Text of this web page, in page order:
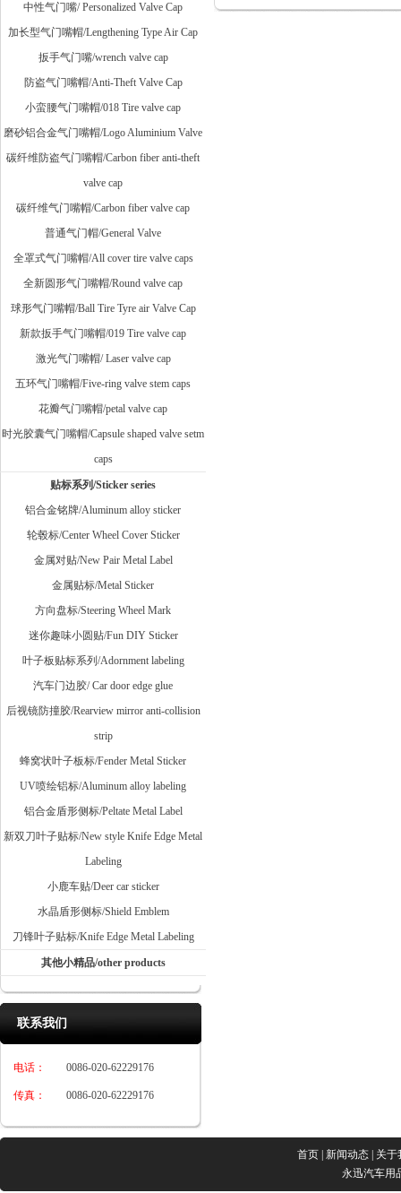
中性气门嘴/ Personalized Valve Cap
加长型气门嘴帽/Lengthening Type Air Cap
扳手气门嘴/wrench valve cap
防盗气门嘴帽/Anti-Theft Valve Cap
小蛮腰气门嘴帽/018 Tire valve cap
磨砂铝合金气门嘴帽/Logo Aluminium Valve
碳纤维防盗气门嘴帽/Carbon fiber anti-theft
valve cap
碳纤维气门嘴帽/Carbon fiber valve cap
普通气门帽/General Valve
全罩式气门嘴帽/All cover tire valve caps
全新圆形气门嘴帽/Round valve cap
球形气门嘴帽/Ball Tire Tyre air Valve Cap
新款扳手气门嘴帽/019 Tire valve cap
激光气门嘴帽/ Laser valve cap
五环气门嘴帽/Five-ring valve stem caps
花瓣气门嘴帽/petal valve cap
时光胶囊气门嘴帽/Capsule shaped valve setm
caps
贴标系列/Sticker series
铝合金铭牌/Aluminum alloy sticker
轮毂标/Center Wheel Cover Sticker
金属对贴/New Pair Metal Label
金属贴标/Metal Sticker
方向盘标/Steering Wheel Mark
迷你趣味小圆贴/Fun DIY Sticker
叶子板贴标系列/Adornment labeling
汽车门边胶/ Car door edge glue
后视镜防撞胶/Rearview mirror anti-collision
strip
蜂窝状叶子板标/Fender Metal Sticker
UV喷绘铝标/Aluminum alloy labeling
铝合金盾形侧标/Peltate Metal Label
新双刀叶子贴标/New style Knife Edge Metal
Labeling
小鹿车贴/Deer car sticker
水晶盾形侧标/Shield Emblem
刀锋叶子贴标/Knife Edge Metal Labeling
其他小精品/other products
联系我们
电话： 0086-020-62229176
传真： 0086-020-62229176
首页 新闻动态
关于
永迅汽车用